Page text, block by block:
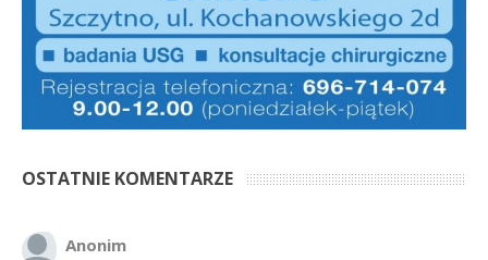
OSTATNIE KOMENTARZE
Anonim